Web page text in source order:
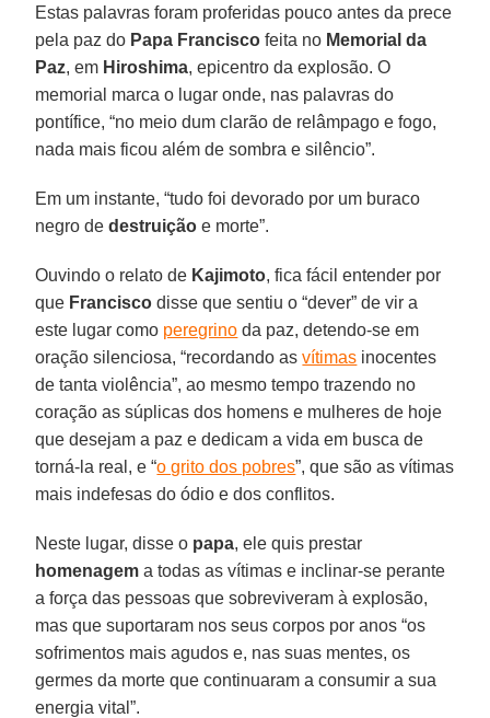
Estas palavras foram proferidas pouco antes da prece
pela paz do Papa Francisco feita no Memorial da
Paz, em Hiroshima, epicentro da explosão. O
memorial marca o lugar onde, nas palavras do
pontífice, “no meio dum clarão de relâmpago e fogo,
nada mais ficou além de sombra e silêncio”.
Em um instante, “tudo foi devorado por um buraco
negro de destruição e morte”.
Ouvindo o relato de Kajimoto, fica fácil entender por
que Francisco disse que sentiu o “dever” de vir a
este lugar como peregrino da paz, detendo-se em
oração silenciosa, “recordando asvítimas inocentes
de tanta violência”, ao mesmo tempo trazendo no
coração as súplicas dos homens e mulheres de hoje
que desejam a paz e dedicam a vida em busca de
torná-la real, e “o grito dos pobres”, que são as vítimas
mais indefesas do ódio e dos conflitos.
Neste lugar, disse o papa, ele quis prestar
homenagem a todas as vítimas e inclinar-se perante
a força das pessoas que sobreviveram à explosão,
mas que suportaram nos seus corpos por anos “os
sofrimentos mais agudos e, nas suas mentes, os
germes da morte que continuaram a consumir a sua
energia vital”.